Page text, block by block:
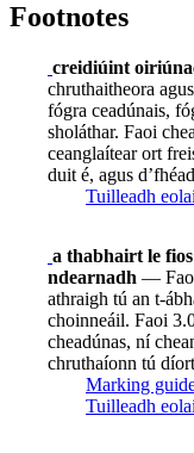
Footnotes
creidiúint
chruthaitheora
fógra ceadúnais,
sholáthar. Faoi
ceanglaítear ort
duit é, agus
Tuilleadh
a thabhairt le
ndearnadh —
athraigh tú an t-
choinneáil. Faoi
cheadúnas, ní
chruthaíonn tú
Marking
Tuilleadh